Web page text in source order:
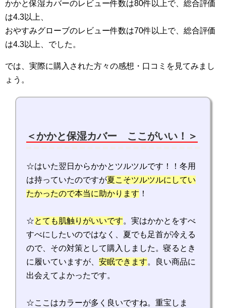
かかと保湿カバーのレビュー件数は80件以上で、総合評価
は4.3以上、
おやすみグローブのレビュー件数は70件以上で、総合評価
は4.3以上、でした。
では、実際に購入された方々の感想・口コミを見てみまし
ょう。
＜かかと保湿カバー ここがいい！＞
☆はいた翌日からかかとツルツルです！！冬用
は持っていたのですが夏こそツルツルにしてい
たかったので本当に助かります ！
☆とても肌触りがいいです。実はかかとをすべ
すべにしたいのではなく、夏でも足首が冷える
ので、その対策として購入しました。寝るとき
に履いていますが、 安眠できます。良い商品に
出会えてよかったです。
☆ここはカラーが多く良いですね。重宝しま